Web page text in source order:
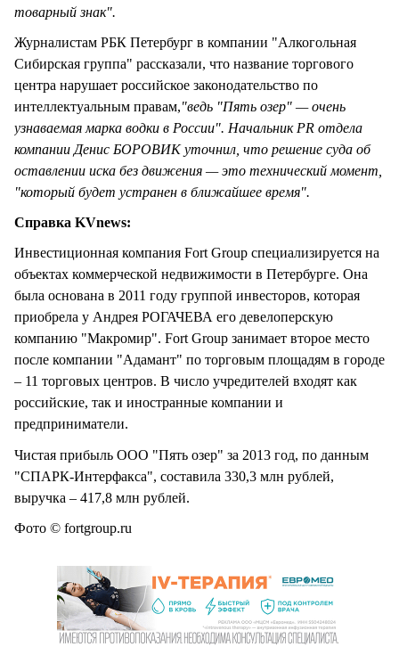
товарный знак".
Журналистам РБК Петербург в компании "Алкогольная
Сибирская группа" рассказали, что название торгового
центра нарушает российское законодательство по
интеллектуальным правам,"ведь "Пять озер" — очень
узнаваемая марка водки в России". Начальник PR отдела
компании Денис БОРОВИК уточнил, что решение суда об
оставлении иска без движения — это технический момент,
"который будет устранен в ближайшее время".
Справка KVnews:
Инвестиционная компания Fort Group специализируется на
объектах коммерческой недвижимости в Петербурге. Она
была основана в 2011 году группой инвесторов, которая
приобрела у Андрея РОГАЧЕВА его девелоперскую
компанию "Макромир". Fort Group занимает второе место
после компании "Адамант" по торговым площадям в городе
– 11 торговых центров. В число учредителей входят как
российские, так и иностранные компании и
предприниматели.
Чистая прибыль ООО "Пять озер" за 2013 год, по данным
"СПАРК-Интерфакса", составила 330,3 млн рублей,
выручка – 417,8 млн рублей.
Фото © fortgroup.ru